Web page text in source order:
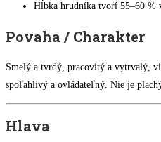
Hĺbka hrudníka tvorí 55–60 %
Povaha / Charakter
Smelý a tvrdý, pracovitý a vytrvalý,
spoľahlivý a ovládateľný. Nie je
Hlava